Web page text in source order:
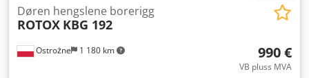
Ostrożne 1 180 km
Døren hengslene borerigg
ROTOX KBG 192
990 €
VB pluss MVA